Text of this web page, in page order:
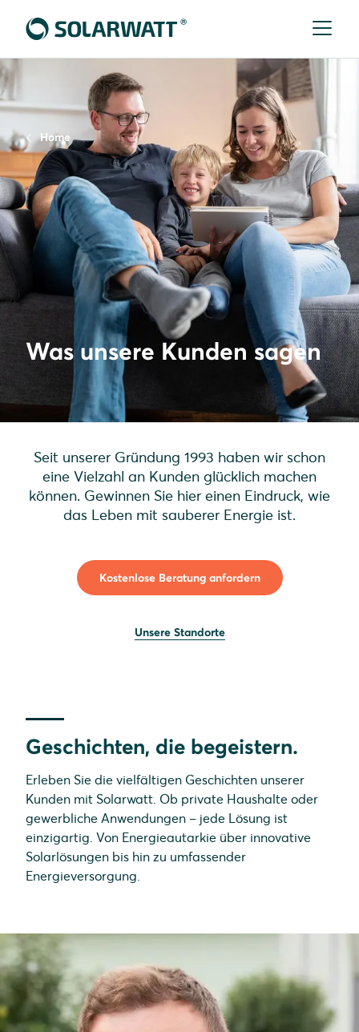
Home
Was unsere Kunden sagen
Seit unserer Gründung 1993 haben wir schon
eine Vielzahl an Kunden glücklich machen
können. Gewinnen Sie hier einen Eindruck, wie
das Leben mit sauberer Energie ist.
Kostenlose Beratung anfordern
Unsere Standorte
Geschichten, die begeistern.
Erleben Sie die vielfältigen Geschichten unserer
Kunden mit Solarwatt. Ob private Haushalte oder
gewerbliche Anwendungen – jede Lösung ist
einzigartig. Von Energieautarkie über innovative
Solarlösungen bis hin zu umfassender
Energieversorgung.